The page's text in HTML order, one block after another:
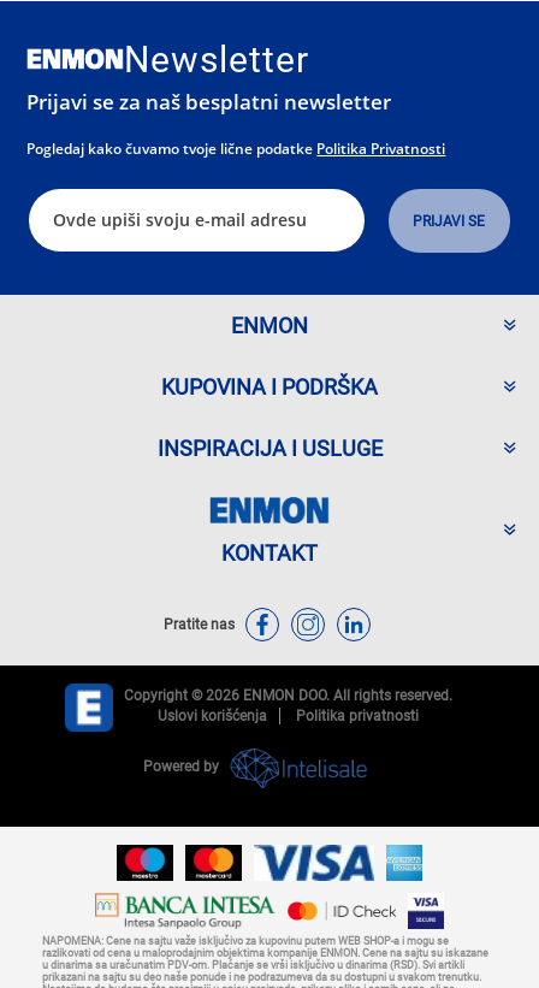
Newsletter
Prijavi se za naš besplatni newsletter
Pogledaj kako čuvamo tvoje lične podatke Politika Privatnosti
ENMON
KUPOVINA I PODRŠKA
INSPIRACIJA I USLUGE
KONTAKT
Pratite nas
Copyright © 2026 ENMON DOO. All rights reserved.
Uslovi korišćenja
Politika privatnosti
Powered by
NAPOMENA: Cene na sajtu važe isključivo za kupovinu putem WEB SHOP-a i mogu se
razlikovati od cena u maloprodajnim objektima kompanije ENMON. Cene na sajtu su iskazane
u dinarima sa uračunatim PDV-om. Plaćanje se vrši isključivo u dinarima (RSD). Svi artikli
prikazani na sajtu su deo naše ponude i ne podrazumeva da su dostupni u svakom trenutku.